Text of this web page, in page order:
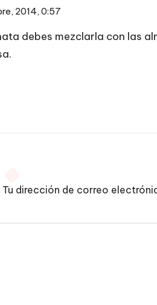
2014, 0:57
debes mezclarla con las
Tu dirección de correo